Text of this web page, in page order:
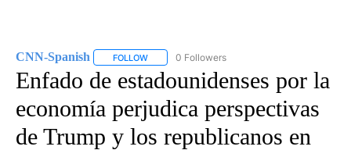
CNN-Spanish FOLLOW FOLLOW "CNN-SPANISH" TO RECEIVE
0 Followers
Enfado de estadounidenses por la
economía perjudica perspectivas
de Trump y los republicanos en